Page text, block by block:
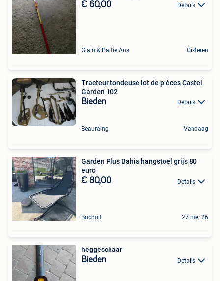
€ 60,00 Details
Glain & Partie Ans Gisteren
Tracteur tondeuse lot de pièces Castel
Garden 102
Bieden Details
Beauraing Vandaag
Garden Plus Bahia hangstoel grijs 80
euro
€ 80,00 Details
Bocholt 27 mei 26
heggeschaar
Bieden Details